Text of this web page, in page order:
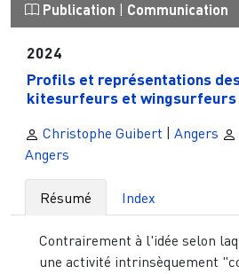
Publication Communication
2024
Profils et représentations
kitesurfeurs et wingsurfeurs
Christophe Guibert | Angers
Angers
Résumé Index
Contrairement à l'idée selon
une activité intrinsèquement